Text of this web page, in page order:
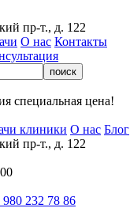
пр-т., д. 122
О нас Контакты
специальная цена!
клиники О нас Блог
пр-т., д. 122
980 232 78 86